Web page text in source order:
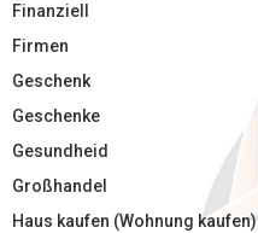
Finanziell
Firmen
Geschenk
Geschenke
Gesundheid
Großhandel
Haus kaufen (Wohnung kaufen)